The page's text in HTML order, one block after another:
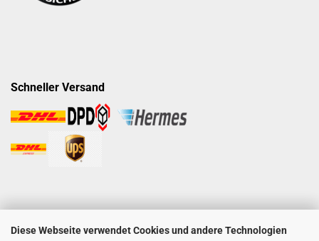
Diese Webseite verwendet Cookies und andere Technologien
Schneller Versand